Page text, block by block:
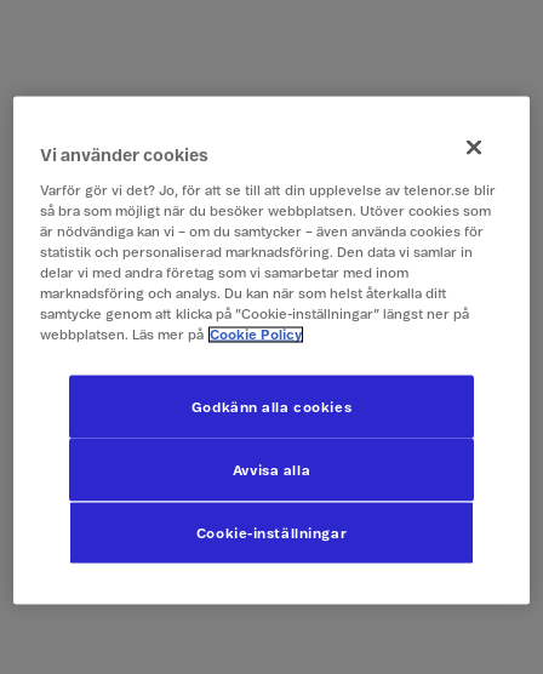
Vi använder cookies
Varför gör vi det? Jo, för att se till att din upplevelse av telenor.se blir
så bra som möjligt när du besöker webbplatsen. Utöver cookies som
är nödvändiga kan vi – om du samtycker – även använda cookies för
statistik och personaliserad marknadsföring. Den data vi samlar in
delar vi med andra företag som vi samarbetar med inom
marknadsföring och analys. Du kan när som helst återkalla ditt
samtycke genom att klicka på ”Cookie-inställningar” längst ner på
webbplatsen. Läs mer på Cookie Policy
Cookie-inställningar
Avvisa alla
Godkänn alla cookies